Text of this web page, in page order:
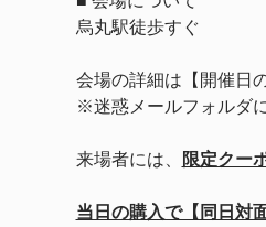
烏丸駅徒歩すぐ
会場の詳細は【開催日
※迷惑メールフォルダ
来場者には、 限定クー
当日の購入で【同日対